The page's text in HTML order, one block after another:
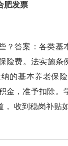
肥发票
？答案：
保险费。法
养老保险费
准予扣除。学
， 收到稳岗补贴